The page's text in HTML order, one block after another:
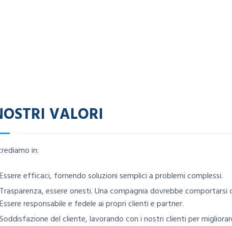
VALORI
in:
Essere efficaci, fornendo soluzioni semplici a problemi complessi.
Trasparenza, essere onesti. Una compagnia dovrebbe comportarsi
Essere responsabile e fedele ai propri clienti e partner.
Soddisfazione del cliente, lavorando con i nostri clienti per